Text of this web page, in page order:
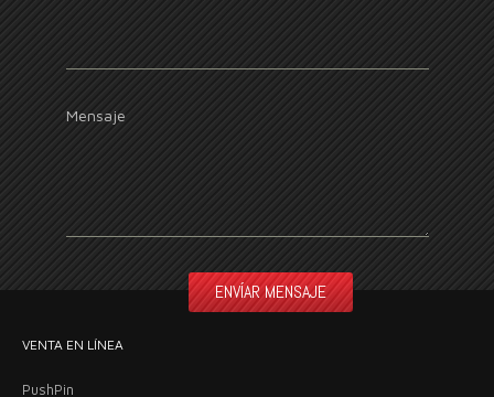
Mensaje
VENTA EN LÍNEA
PushPin